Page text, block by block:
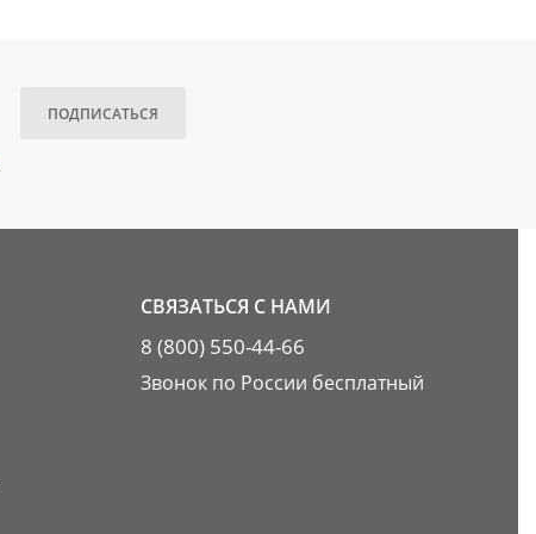
ПОДПИСАТЬСЯ
СВЯЗАТЬСЯ С НАМИ
8 (800) 550-44-66
Звонок по России бесплатный